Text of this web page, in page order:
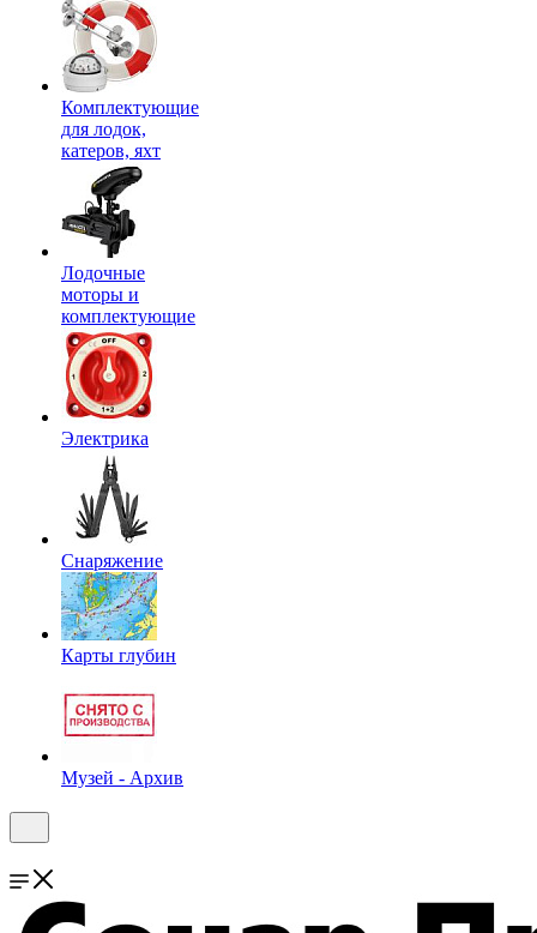
Комплектующие
для лодок,
катеров, яхт
Лодочные
моторы и
комплектующие
Электрика
Снаряжение
Карты глубин
Музей - Архив